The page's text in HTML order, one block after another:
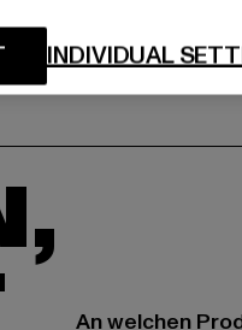
An welchen
INDIVIDUAL